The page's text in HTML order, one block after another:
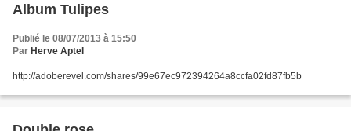
Album Tulipes
Publié le 08/07/2013 à 15:50
Par Herve Aptel
http://adoberevel.com/shares/99e67ec972394264a8ccfa02fd87fb5b